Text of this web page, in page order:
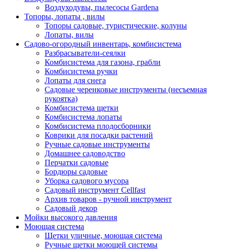
Воздуходувы, пылесосы Gardena
Топоры, лопаты , вилы
Топоры садовые, туристические, колуны
Лопаты, вилы
Садово-огородный инвентарь, комбисистема
Разбрасыватели-сеялки
Комбисистема для газона, грабли
Комбисистема ручки
Лопаты для снега
Садовые черенковые инструменты (несъемная
рукоятка)
Комбисистема щетки
Комбисистема лопаты
Комбисистема плодосборники
Коврики для посадки растений
Ручные садовые инструменты
Домашнее садоводство
Перчатки садовые
Бордюры садовые
Уборка садового мусора
Садовый инструмент Cellfast
Архив товаров - ручной инструмент
Садовый декор
Мойки высокого давления
Моющая система
Щетки уличные, моющая система
Ручные щетки моющей системы